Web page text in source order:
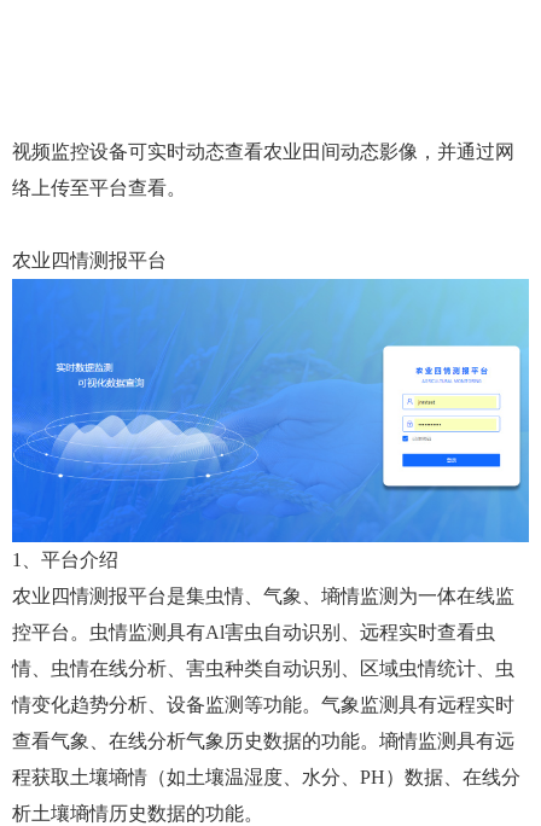
视频监控设备可实时动态查看农业田间动态影像，并通过网
络上传至平台查看。
农业四情测报平台
1、平台介绍
农业四情测报平台是集虫情、气象、墒情监测为一体在线监
控平台。虫情监测具有Al害虫自动识别、远程实时查看虫
情、虫情在线分析、害虫种类自动识别、区域虫情统计、虫
情变化趋势分析、设备监测等功能。气象监测具有远程实时
查看气象、在线分析气象历史数据的功能。墒情监测具有远
程获取土壤墒情（如土壤温湿度、水分、PH）数据、在线分
析土壤墒情历史数据的功能。